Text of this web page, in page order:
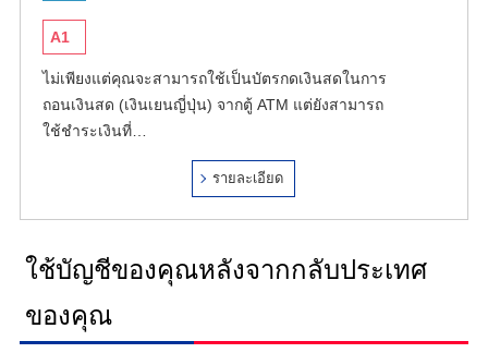
A1
ไม่เพียงแต่คุณจะสามารถใช้เป็นบัตรกดเงินสดในการ
ถอนเงินสด (เงินเยนญี่ปุ่น) จากตู้ ATM แต่ยังสามารถ
ใช้ชำระเงินที่…
รายละเอียด
ใช้บัญชีของคุณหลังจากกลับประเทศ
ของคุณ